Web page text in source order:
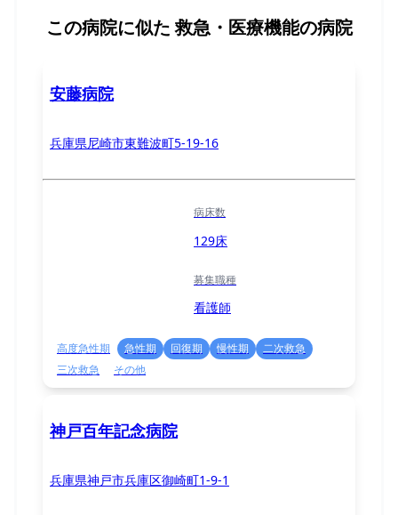
この病院に似た 救急・医療機能の病院
安藤病院
兵庫県尼崎市東難波町5-19-16
病床数
129床
募集職種
看護師
高度急性期 急性期 回復期 慢性期
二次救急
三次救急
その他
神戸百年記念病院
兵庫県神戸市兵庫区御崎町1-9-1